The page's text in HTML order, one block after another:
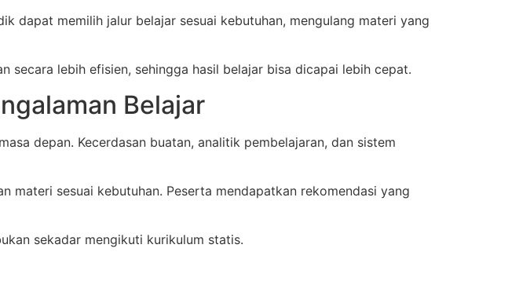
dapat memilih jalur belajar sesuai kebutuhan, mengulang materi yang
secara lebih efisien, sehingga hasil belajar bisa dicapai lebih cepat.
Belajar
depan. Kecerdasan buatan, analitik pembelajaran, dan sistem
materi sesuai kebutuhan. Peserta mendapatkan rekomendasi yang
sekadar mengikuti kurikulum statis.